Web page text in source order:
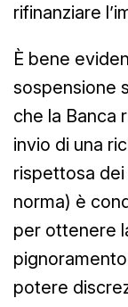
rifinanziare
È bene
sospensione
che la Banca
invio di una
rispettosa
norma) è
per ottenere
potere